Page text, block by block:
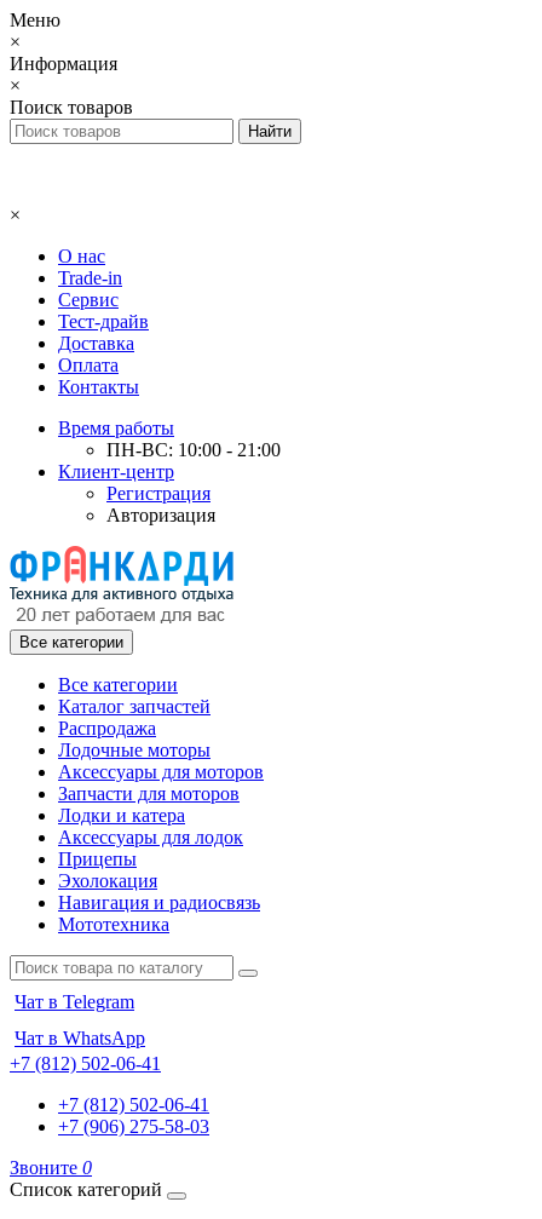
Меню
×
Информация
×
Поиск товаров
×
О нас
Trade-in
Сервис
Тест-драйв
Доставка
Оплата
Контакты
Время работы
ПН-ВС: 10:00 - 21:00
Клиент-центр
Регистрация
Авторизация
Все категории
Все категории
Каталог запчастей
Распродажа
Лодочные моторы
Аксессуары для моторов
Запчасти для моторов
Лодки и катера
Аксессуары для лодок
Прицепы
Эхолокация
Навигация и радиосвязь
Мототехника
Чат в Telegram
Чат в WhatsApp
+7 (812) 502-06-41
+7 (812) 502-06-41
+7 (906) 275-58-03
Звоните 0
Список категорий